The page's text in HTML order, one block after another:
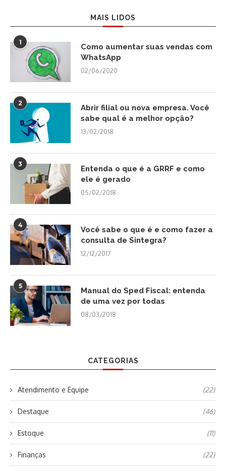
MAIS LIDOS
1
Como aumentar suas vendas com
WhatsApp
02/06/2020
2
Abrir filial ou nova empresa. Você
sabe qual é a melhor opção?
13/02/2018
3
Entenda o que é a GRRF e como
ele é gerado
05/02/2018
4
Você sabe o que é e como fazer a
consulta de Sintegra?
12/12/2017
5
Manual do Sped Fiscal: entenda
de uma vez por todas
08/03/2018
CATEGORIAS
Atendimento e Equipe (22)
Destaque (46)
Estoque (11)
Finanças (22)